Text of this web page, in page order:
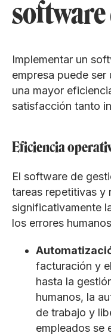
software
Implementar un
empresa puede
una mayor
satisfacción tanto
​​Eficiencia
El software de
tareas repetitivas y
significativamente
los errores
facturación y
hasta la
humanos, la
de trabajo y
empleados se